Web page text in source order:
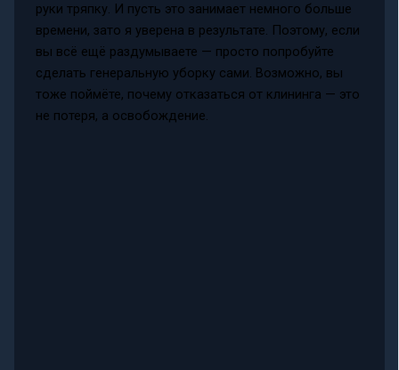
руки тряпку. И пусть это занимает немного больше
времени, зато я уверена в результате. Поэтому, если
вы всё ещё раздумываете — просто попробуйте
сделать генеральную уборку сами. Возможно, вы
тоже поймёте, почему отказаться от клининга — это
не потеря, а освобождение.